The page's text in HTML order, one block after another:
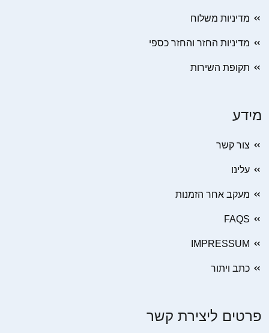
מדיניות משלוח
מדיניות החזר והחזר כספי
תקופת השירות
מידע
צור קשר
עלינו
מעקב אחר הזמנות
FAQS
IMPRESSUM
כתב ויתור
פרטים ליצירת קשר